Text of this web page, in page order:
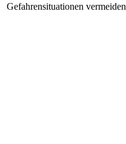
Gefahrensituationen vermeiden